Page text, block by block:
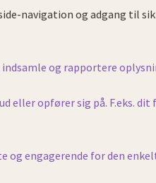
navigation og adgang til
og rapportere
eller opfører sig på. F.eks.
og engagerende for den